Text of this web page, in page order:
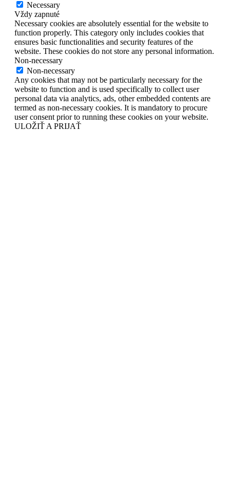
Necessary
Vždy zapnuté
Necessary cookies are absolutely essential for the website to
function properly. This category only includes cookies that
ensures basic functionalities and security features of the
website. These cookies do not store any personal information.
Non-necessary
Non-necessary
Any cookies that may not be particularly necessary for the
website to function and is used specifically to collect user
personal data via analytics, ads, other embedded contents are
termed as non-necessary cookies. It is mandatory to procure
user consent prior to running these cookies on your website.
ULOŽIŤ A PRIJAŤ